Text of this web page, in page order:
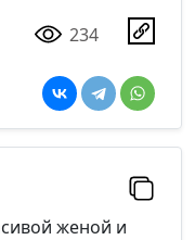
234
женой и